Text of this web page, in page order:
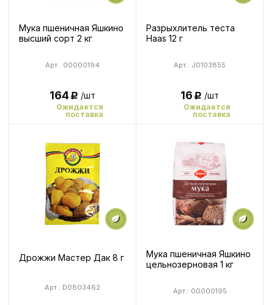
Мука пшеничная Яшкино
высший сорт 2 кг
Арт.: 00000194
164Р /шт
Ожидается
поставка
Разрыхлитель теста
Haas 12 г
Арт.: J0103855
16Р /шт
Ожидается
поставка
Дрожжи Мастер Дак 8 г
Арт.: D0803462
Мука пшеничная Яшкино
цельнозерновая 1 кг
Арт.: 00000195